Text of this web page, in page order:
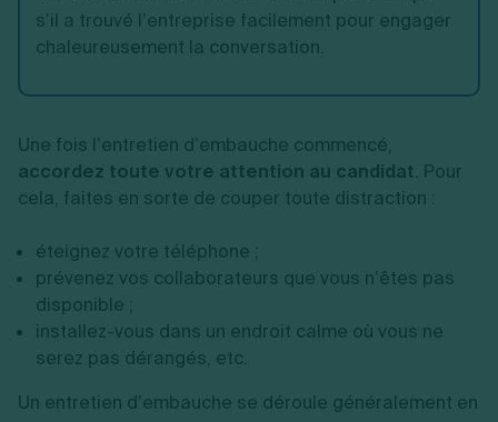
s’il a trouvé l’entreprise facilement pour engager
chaleureusement la conversation.
Une fois l’entretien d’embauche commencé,
accordez toute votre attention au candidat. Pour
cela, faites en sorte de couper toute distraction :
éteignez votre téléphone ;
prévenez vos collaborateurs que vous n’êtes pas
disponible ;
installez-vous dans un endroit calme où vous ne
serez pas dérangés, etc.
Un entretien d’embauche se déroule généralement en